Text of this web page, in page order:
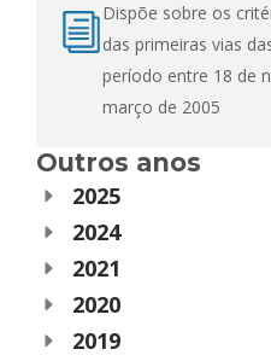
Dispõe sobre os
das primeiras vias
período entre 18 de
março de 2005
Outros anos
2025
2024
2021
2020
2019